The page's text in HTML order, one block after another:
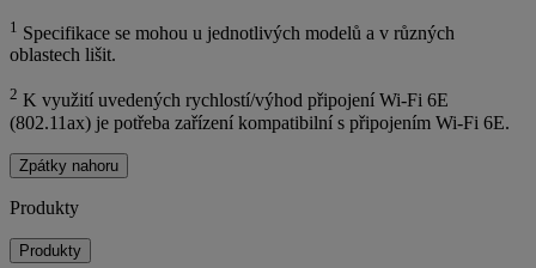
1 Specifikace se mohou u jednotlivých modelů a v různých
oblastech lišit.
2 K využití uvedených rychlostí/výhod připojení Wi-Fi 6E
(802.11ax) je potřeba zařízení kompatibilní s připojením Wi-Fi 6E.
Zpátky nahoru
Produkty
Produkty